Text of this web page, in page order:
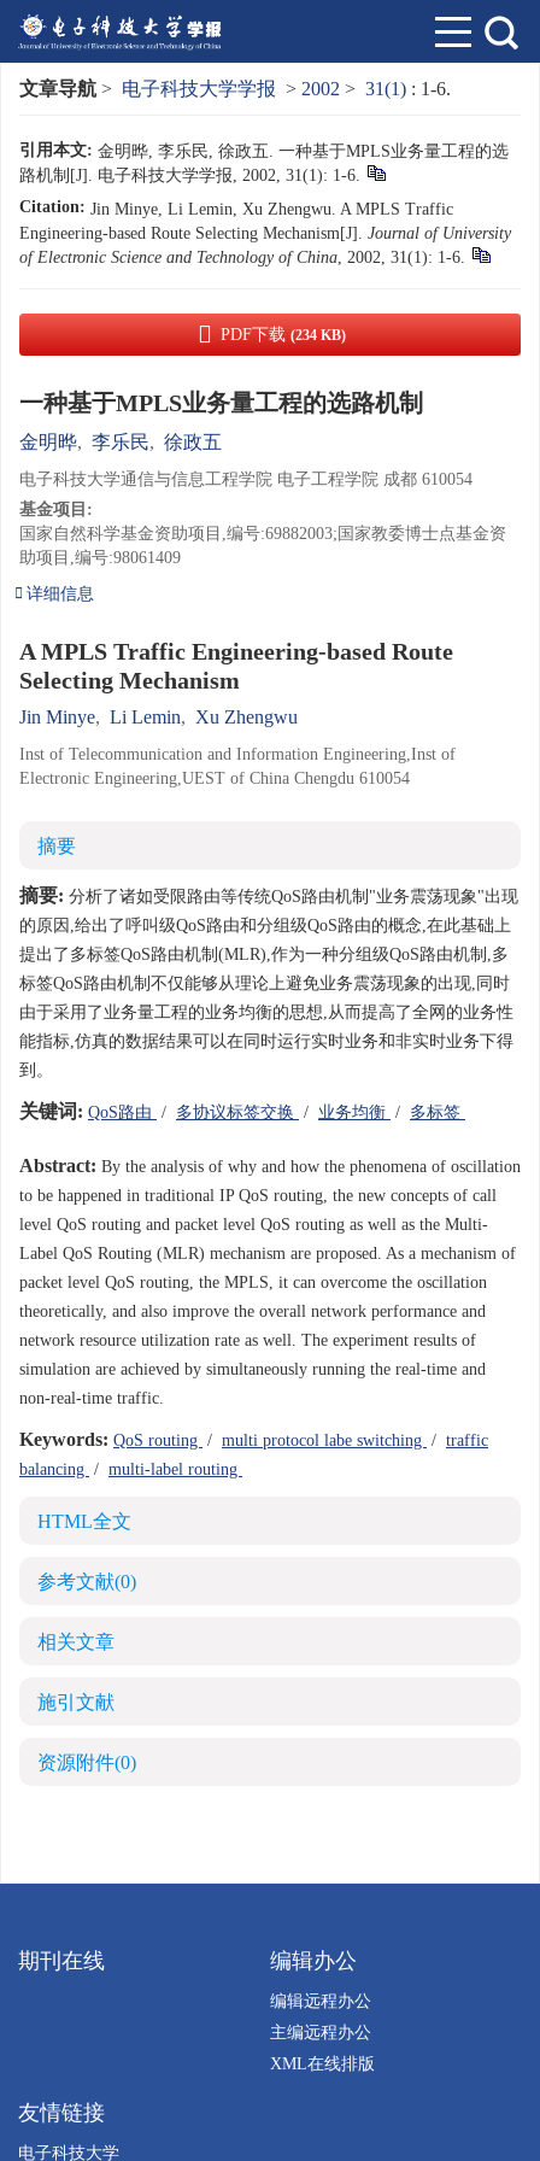
文章导航 > 电子科技大学学报 > 2002 > 31(1) : 1-6.
引用本文: 金明晔, 李乐民, 徐政五. 一种基于MPLS业务量工程的选
路机制[J]. 电子科技大学学报, 2002, 31(1): 1-6.
Citation: Jin Minye, Li Lemin, Xu Zhengwu. A MPLS Traffic
Engineering-based Route Selecting Mechanism[J]. Journal of University
of Electronic Science and Technology of China, 2002, 31(1): 1-6.
PDF下载 (234 KB)
一种基于MPLS业务量工程的选路机制
金明晔, 李乐民, 徐政五
电子科技大学通信与信息工程学院 电子工程学院 成都 610054
基金项目:
国家自然科学基金资助项目,编号:69882003;国家教委博士点基金资
助项目,编号:98061409
详细信息
A MPLS Traffic Engineering-based Route
Selecting Mechanism
Jin Minye, Li Lemin, Xu Zhengwu
Inst of Telecommunication and Information Engineering,Inst of
Electronic Engineering,UEST of China Chengdu 610054
摘要
摘要: 分析了诸如受限路由等传统QoS路由机制"业务震荡现象"出现
的原因,给出了呼叫级QoS路由和分组级QoS路由的概念,在此基础上
提出了多标签QoS路由机制(MLR),作为一种分组级QoS路由机制,多
标签QoS路由机制不仅能够从理论上避免业务震荡现象的出现,同时
由于采用了业务量工程的业务均衡的思想,从而提高了全网的业务性
能指标,仿真的数据结果可以在同时运行实时业务和非实时业务下得
到。
关键词: QoS路由 / 多协议标签交换 / 业务均衡 / 多标签
Abstract: By the analysis of why and how the phenomena of oscillation
to be happened in traditional IP QoS routing, the new concepts of call
level QoS routing and packet level QoS routing as well as the Multi-
Label QoS Routing (MLR) mechanism are proposed. As a mechanism of
packet level QoS routing, the MPLS, it can overcome the oscillation
theoretically, and also improve the overall network performance and
network resource utilization rate as well. The experiment results of
simulation are achieved by simultaneously running the real-time and
non-real-time traffic.
Keywords: QoS routing / multi protocol labe switching / traffic
balancing / multi-label routing
HTML全文
参考文献(0)
相关文章
施引文献
资源附件(0)
期刊在线 编辑办公
编辑远程办公
主编远程办公
XML在线排版
友情链接
电子科技大学